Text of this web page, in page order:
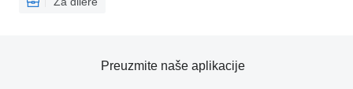
Preuzmite naše aplikacije